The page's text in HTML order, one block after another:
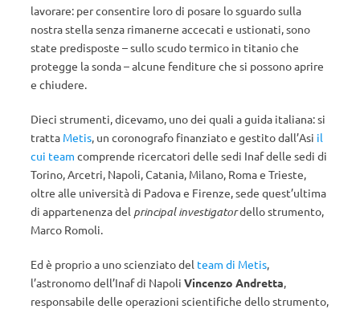
lavorare: per consentire loro di posare lo sguardo sulla
nostra stella senza rimanerne accecati e ustionati, sono
state predisposte – sullo scudo termico in titanio che
protegge la sonda – alcune fenditure che si possono aprire
e chiudere.
Dieci strumenti, dicevamo, uno dei quali a guida italiana: si
tratta Metis, un coronografo finanziato e gestito dall’Asi il
cui team comprende ricercatori delle sedi Inaf delle sedi di
Torino, Arcetri, Napoli, Catania, Milano, Roma e Trieste,
oltre alle università di Padova e Firenze, sede quest’ultima
di appartenenza del principal investigatordello strumento,
Marco Romoli.
Ed è proprio a uno scienziato del team di Metis,
l’astronomo dell’Inaf di Napoli Vincenzo Andretta,
responsabile delle operazioni scientifiche dello strumento,